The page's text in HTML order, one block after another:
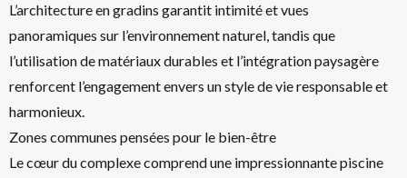
L’architecture en gradins garantit intimité et vues
panoramiques sur l’environnement naturel, tandis que
l’utilisation de matériaux durables et l’intégration paysagère
renforcent l’engagement envers un style de vie responsable et
harmonieux.
Zones communes pensées pour le bien-être
Le cœur du complexe comprend une impressionnante piscine